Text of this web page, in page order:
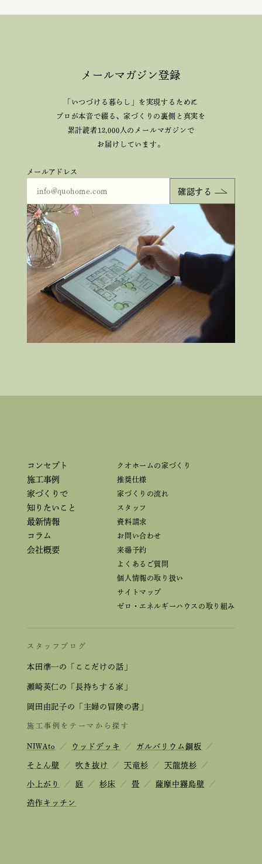
メールマガジン登録
「いつづける暮らし」を実現するために
プロが本音で綴る、家づくりの裏側と真実を
累計読者12,000人のメールマガジンで
お届けしています。
メールアドレス
コンセプト
施工事例
家づくりで
知りたいこと
最新情報
コラム
会社概要
クオホームの家づくり
推奨仕様
家づくりの流れ
スタッフ
資料請求
お問い合わせ
来場予約
よくあるご質問
個人情報の取り扱い
サイトマップ
ゼロ・エネルギーハウスの取り組み
スタッフブログ
本田準一の「ここだけの話」
瀬崎英仁の「長持ちする家」
岡田由記子の「主婦の冒険の書」
施工事例をテーマから探す
NIWAto ／ ウッドデッキ ／ ガルバリウム鋼板 ／
そとん壁 ／ 吹き抜け ／ 天竜杉 ／ 天龍焼杉 ／
小上がり ／ 庭 ／ 杉床 ／ 畳 ／ 薩摩中霧島壁 ／
造作キッチン